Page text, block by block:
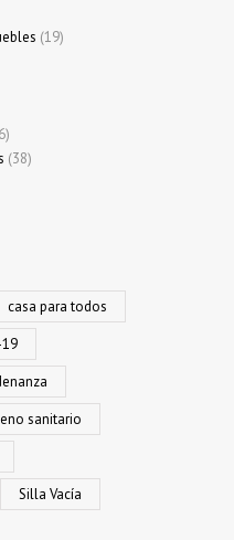
(19)
(38)
casa para todos
sanitario
Silla Vacía